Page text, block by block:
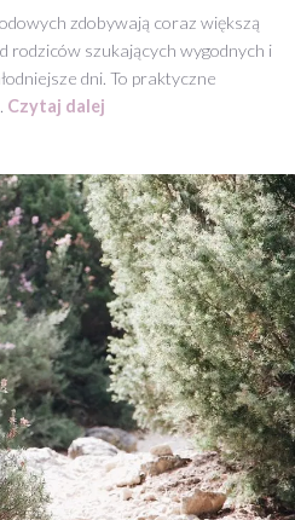
zdobywają coraz większą
rodziców szukających wygodnych i
dni. To praktyczne
Czytaj dalej